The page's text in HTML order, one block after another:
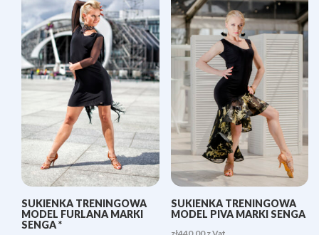
zł260,00
do
zł240,00
SUKIENKA TRENINGOWA
MODEL FURLANA MARKI
SENGA *
SUKIENKA TRENINGOWA
MODEL PIVA MARKI SENGA